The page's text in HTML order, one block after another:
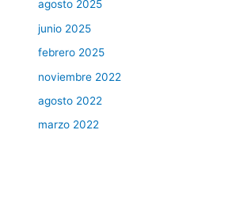
agosto 2025
junio 2025
febrero 2025
noviembre 2022
agosto 2022
marzo 2022